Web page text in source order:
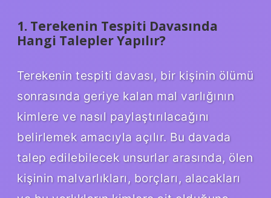
1. Terekenin Tespiti Davasında
Hangi Talepler Yapılır?
Terekenin tespiti davası, bir kişinin ölümü
sonrasında geriye kalan mal varlığının
kimlere ve nasıl paylaştırılacağını
belirlemek amacıyla açılır. Bu davada
talep edilebilecek unsurlar arasında, ölen
kişinin malvarlıkları, borçları, alacakları